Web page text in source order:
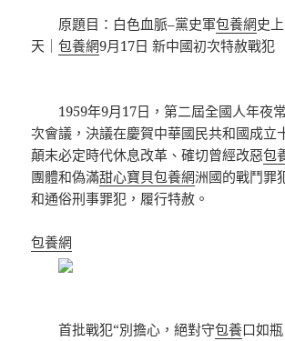
原題目：白色血脈–黨史軍包養網史
天｜包養網9月17日 新中國初次特赦戰犯
1959年9月17日，第二屆全國人年夜
次會議，決議在慶賀中華國民共和國成立
顛末必定時代休息改革、確切曾經改惡包
團體和偽滿甜心寶貝包養網洲國的戰鬥罪
和通俗刑事罪犯，履行特赦。
包養網
首批戰犯“別擔心，絕對守包養口如